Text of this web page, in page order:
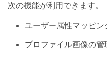
次の機能が利用できます。
ユーザー属性マッピン
プロファイル画像の管